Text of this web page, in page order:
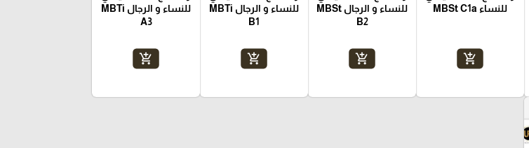
للنساء MBSt C1a
add_shopping_cart
للنساء و الرجال MBSt
B2
add_shopping_cart
للنساء و الرجال MBTi
B1
add_shopping_cart
للنساء و الرجال MBTi
A3
add_shopping_cart